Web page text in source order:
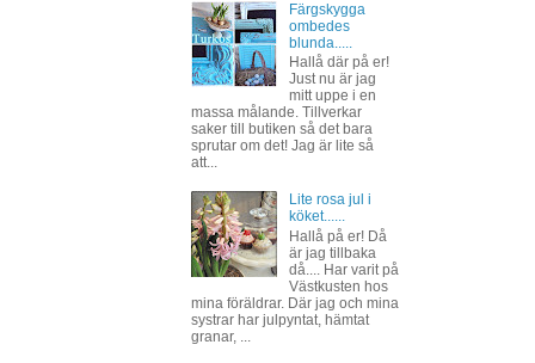
Färgskygga
ombedes
blunda.....
Hallå där på er!
Just nu är jag
mitt uppe i en
massa målande. Tillverkar
saker till butiken så det bara
sprutar om det! Jag är lite så
att...
Lite rosa jul i
köket......
Hallå på er! Då
är jag tillbaka
då.... Har varit på
Västkusten hos
mina föräldrar. Där jag och mina
systrar har julpyntat, hämtat
granar, ...